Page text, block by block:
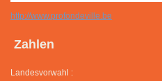
http://www.profondeville.be
Zahlen
Landesvorwahl :